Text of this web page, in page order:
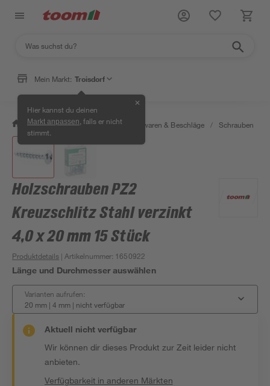
Mein Markt: Troisdorf
Hier kannst du deinen
Markt anpassen , falls er nicht
stimmt.
✕
/ Werkstatt & Maschinen / Eisenwaren & Beschläge / Schrauben
Holzschrauben PZ2
Kreuzschlitz Stahl verzinkt
4,0 x 20 mm 15 Stück
Produktdetails | Artikelnummer: 1650922
Länge und Durchmesser auswählen
Varianten aufrufen:
20 mm | 4 mm | nicht verfügbar
Aktuell nicht verfügbar
Wir können dir dieses Produkt zur Zeit leider nicht
anbieten.
Verfügbarkeit in anderen Märkten